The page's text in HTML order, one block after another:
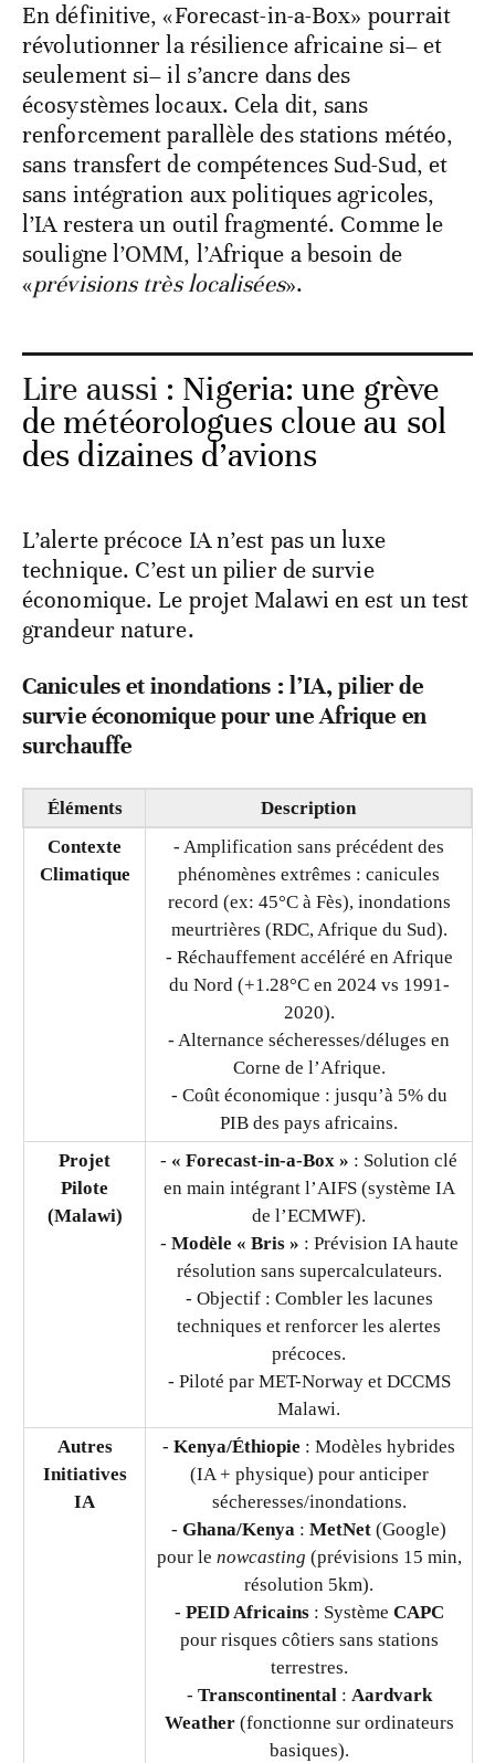
En définitive, «Forecast-in-a-Box» pourrait
révolutionner la résilience africaine si– et
seulement si– il s’ancre dans des
écosystèmes locaux. Cela dit, sans
renforcement parallèle des stations météo,
sans transfert de compétences Sud-Sud, et
sans intégration aux politiques agricoles,
l’IA restera un outil fragmenté. Comme le
souligne l’OMM, l’Afrique a besoin de
«prévisions très localisées».
Lire aussi : Nigeria: une grève
de météorologues cloue au sol
des dizaines d’avions
L’alerte précoce IA n’est pas un luxe
technique. C’est un pilier de survie
économique. Le projet Malawi en est un test
grandeur nature.
Canicules et inondations : l’IA, pilier de
survie économique pour une Afrique en
surchauffe
Éléments
Description
Contexte
Climatique
- Amplification sans précédent des
phénomènes extrêmes : canicules
record (ex: 45°C à Fès), inondations
meurtrières (RDC, Afrique du Sud).
- Réchauffement accéléré en Afrique
du Nord (+1.28°C en 2024 vs 1991-
2020).
- Alternance sécheresses/déluges en
Corne de l’Afrique.
- Coût économique : jusqu’à 5% du
PIB des pays africains.
Projet
Pilote
(Malawi)
- « Forecast-in-a-Box » : Solution clé
en main intégrant l’AIFS (système IA
de l’ECMWF).
- Modèle « Bris » : Prévision IA haute
résolution sans supercalculateurs.
- Objectif : Combler les lacunes
techniques et renforcer les alertes
précoces.
- Piloté par MET-Norway et DCCMS
Malawi.
Autres
Initiatives
IA
- Kenya/Éthiopie : Modèles hybrides
(IA + physique) pour anticiper
sécheresses/inondations.
- Ghana/Kenya : MetNet (Google)
pour le nowcasting (prévisions 15 min,
résolution 5km).
- PEID Africains: Système CAPC
pour risques côtiers sans stations
terrestres.
- Transcontinental: Aardvark
Weather(fonctionne sur ordinateurs
basiques).